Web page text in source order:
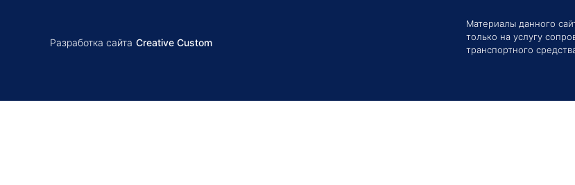
Материалы данного
только на услугу
транспортного
Разработка сайта Creative Custom